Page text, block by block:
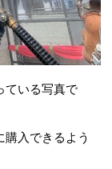
ている写真で
入できるよう